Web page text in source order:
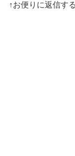
↑お便りに返信す